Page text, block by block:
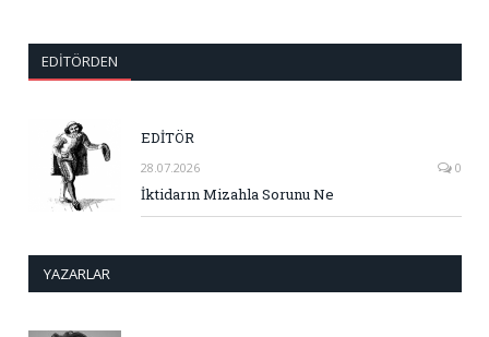
EDITÖRDEN
EDİTÖR
28.07.2026 0
İktidarın Mizahla Sorunu Ne
YAZARLAR